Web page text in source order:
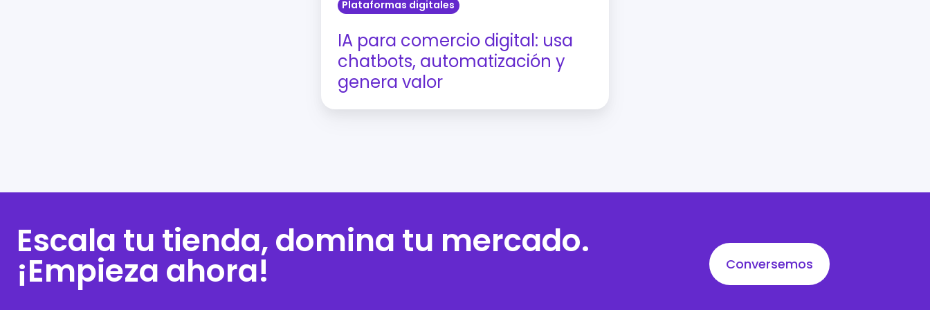
Plataformas digitales
IA para comercio digital: usa
chatbots, automatización y
genera valor
Escala tu tienda, domina tu mercado.
¡Empieza ahora! Conversemos